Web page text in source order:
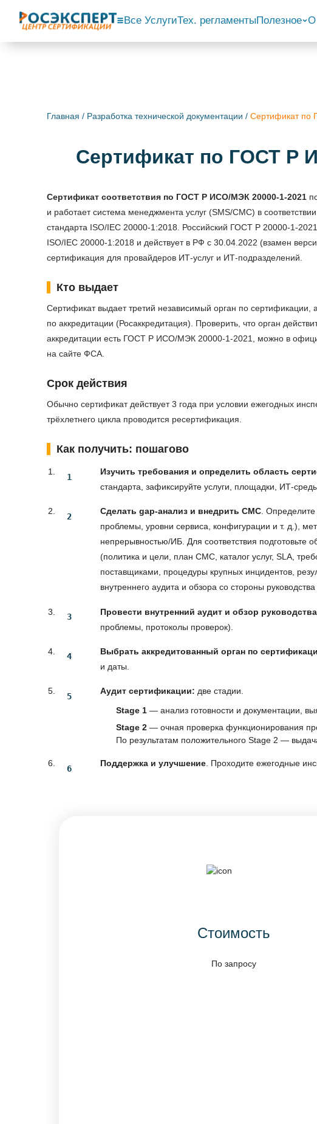
Все УслугиТех. регламенты Полезное О
Главная / Разработка технической документации / Сертификат по
Сертификат по ГОСТ Р
Сертификат соответствия по ГОСТ Р ИСО/МЭК 20000-1-2021
и работает система менеджмента услуг (SMS/СМС) в
стандарта ISO/IEC 20000-1:2018. Российский ГОСТ Р 20000-1-
ISO/IEC 20000-1:2018 и действует в РФ с 30.04.2022 (взамен
сертификация для провайдеров ИТ-услуг и ИТ-подразделений.
Кто выдает
Сертификат выдает третий независимый орган по сертификации,
по аккредитации (Росаккредитация). Проверить, что орган
аккредитации есть ГОСТ Р ИСО/МЭК 20000-1-2021, можно в
на сайте ФСА.
Срок действия
Обычно сертификат действует 3 года при условии ежегодных
трёхлетнего цикла проводится ресертификация.
Как получить: пошагово
Изучить требования и определить область
стандарта, зафиксируйте услуги, площадки, ИТ-
Сделать gap-анализ и внедрить СМС.
проблемы, уровни сервиса, конфигурации и т. д.),
непрерывностью/ИБ. Для соответствия подготовьте
(политика и цели, план СМС, каталог услуг, SLA,
поставщиками, процедуры крупных инцидентов,
внутреннего аудита и обзора со стороны
Провести внутренний аудит и обзор руководства
проблемы, протоколы проверок).
Выбрать аккредитованный орган по
и даты.
Аудит сертификации: две стадии.
Stage 1— анализ готовности и документации,
Stage 2— очная проверка функционирования
По результатам положительного Stage 2 —
Поддержка и улучшение . Проходите ежегодные
Стоимость
По запросу